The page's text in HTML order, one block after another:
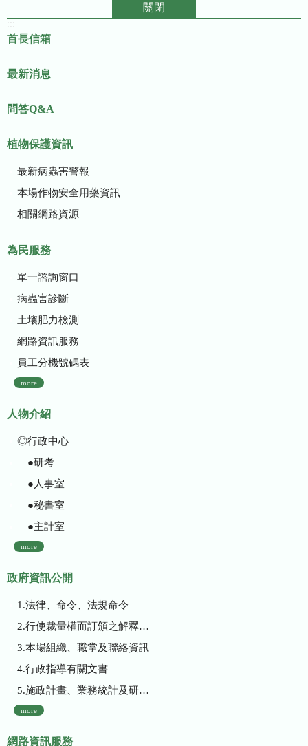
關閉
首長信箱
最新消息
問答Q&A
植物保護資訊
最新病蟲害警報
本場作物安全用藥資訊
相關網路資源
為民服務
單一諮詢窗口
病蟲害診斷
土壤肥力檢測
網路資訊服務
員工分機號碼表
more
人物介紹
◎行政中心
●研考
●人事室
●秘書室
●主計室
more
政府資訊公開
1.法律、命令、法規命令
2.行使裁量權而訂頒之解釋性規定及裁量基準
3.本場組織、職掌及聯絡資訊
4.行政指導有關文書
5.施政計畫、業務統計及研究報告
more
網路資訊服務